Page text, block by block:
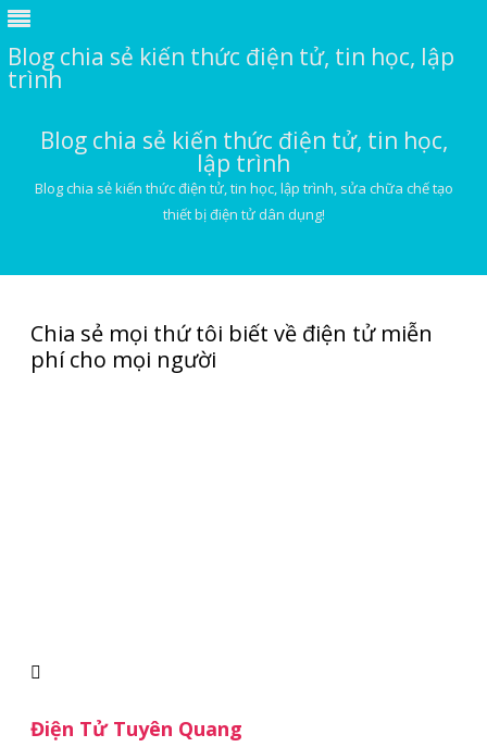
Blog chia sẻ kiến thức điện tử, tin học, lập
trình
Blog chia sẻ kiến thức điện tử, tin học,
lập trình
Blog chia sẻ kiến thức điện tử, tin học, lập trình, sửa chữa chế tạo
thiết bị điện tử dân dụng!
content
Chia sẻ mọi thứ tôi biết về điện tử miễn
phí cho mọi người
Điện Tử Tuyên Quang